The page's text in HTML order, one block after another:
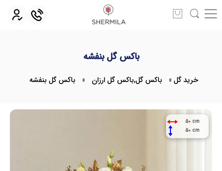
باکس گل بنفشه
خرید گل » باکس گل,باکس گل ارزان » باکس گل بنفشه
50 cm
50 cm